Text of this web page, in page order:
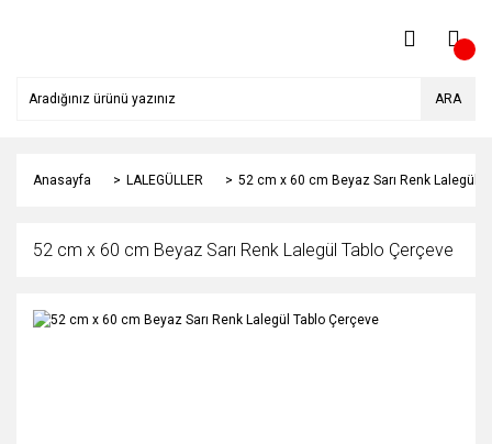
ARA
Anasayfa LALEGÜLLER 52 cm x 60 cm Beyaz Sarı Renk Lalegül
52 cm x 60 cm Beyaz Sarı Renk Lalegül Tablo Çerçeve